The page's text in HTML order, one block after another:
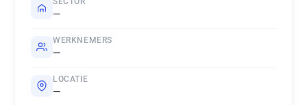
—
WERKNEMERS
—
LOCATIE
—